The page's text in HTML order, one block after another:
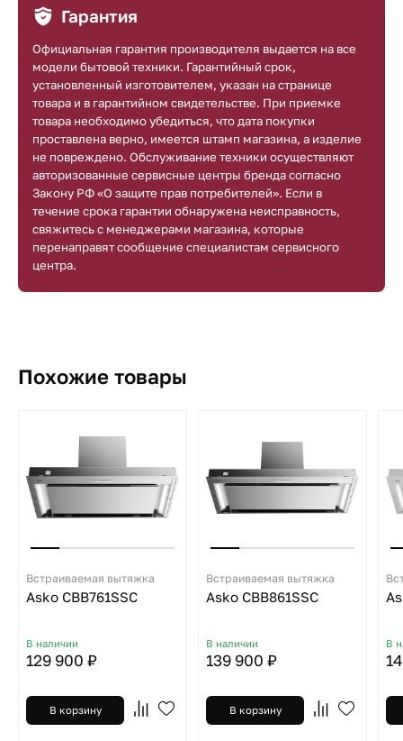
Гарантия
Официальная гарантия производителя выдается на все
модели бытовой техники. Гарантийный срок,
установленный изготовителем, указан на странице
товара и в гарантийном свидетельстве. При приемке
товара необходимо убедиться, что дата покупки
проставлена верно, имеется штамп магазина, а изделие
не повреждено. Обслуживание техники осуществляют
авторизованные сервисные центры бренда согласно
Закону РФ «О защите прав потребителей». Если в
течение срока гарантии обнаружена неисправность,
свяжитесь с менеджерами магазина, которые
перенаправят сообщение специалистам сервисного
центра.
Похожие товары
Встраиваемая вытяжка
Asko CBB761SSC
В наличии
129 900 ₽
В корзину
Встраиваемая вытяжка
Asko CBB861SSC
В наличии
139 900 ₽
В корзину
В